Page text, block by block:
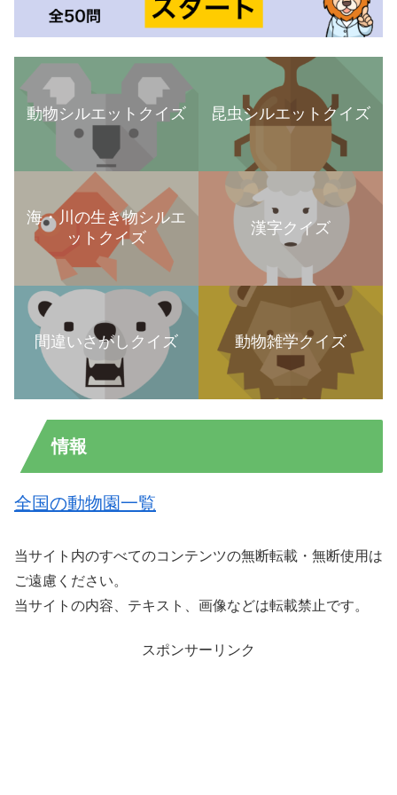
動物シルエットクイズ 昆虫シルエットクイズ
海・川の生き物シルエ
ットクイズ
漢字クイズ
間違いさがしクイズ 動物雑学クイズ
情報
全国の動物園一覧
当サイト内のすべてのコンテンツの無断転載・無断使用は
ご遠慮ください。
当サイトの内容、テキスト、画像などは転載禁止です。
スポンサーリンク